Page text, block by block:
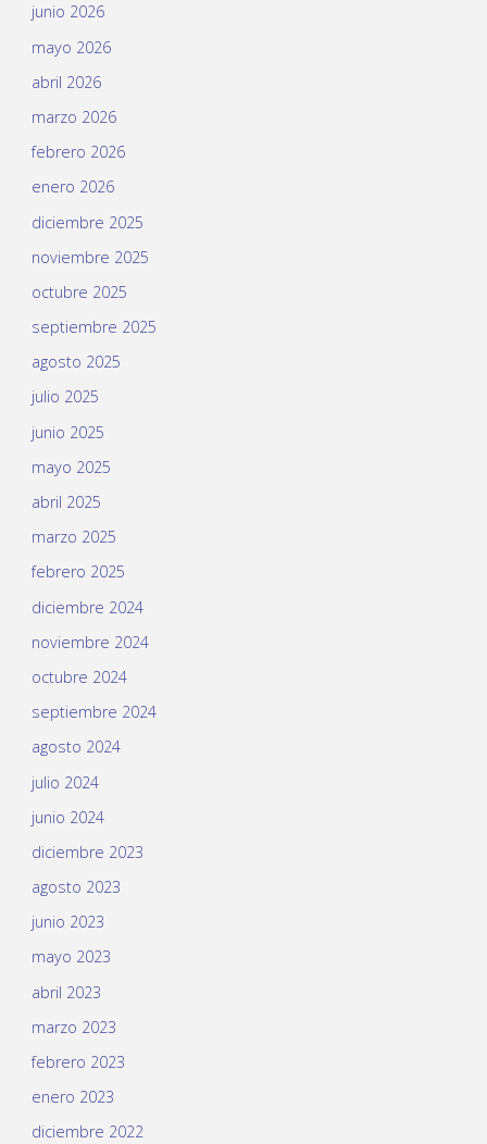
junio 2026
mayo 2026
abril 2026
marzo 2026
febrero 2026
enero 2026
diciembre 2025
noviembre 2025
octubre 2025
septiembre 2025
agosto 2025
julio 2025
junio 2025
mayo 2025
abril 2025
marzo 2025
febrero 2025
diciembre 2024
noviembre 2024
octubre 2024
septiembre 2024
agosto 2024
julio 2024
junio 2024
diciembre 2023
agosto 2023
junio 2023
mayo 2023
abril 2023
marzo 2023
febrero 2023
enero 2023
diciembre 2022